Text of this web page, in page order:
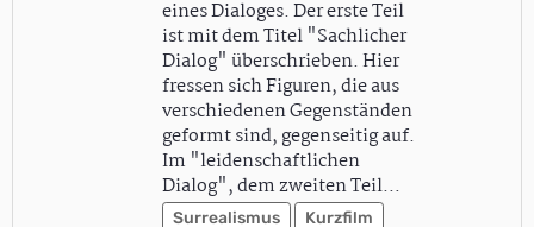
eines Dialoges. Der erste Teil
ist mit dem Titel "Sachlicher
Dialog" überschrieben. Hier
fressen sich Figuren, die aus
verschiedenen Gegenständen
geformt sind, gegenseitig auf.
Im "leidenschaftlichen
Dialog", dem zweiten Teil…
Surrealismus
Kurzfilm